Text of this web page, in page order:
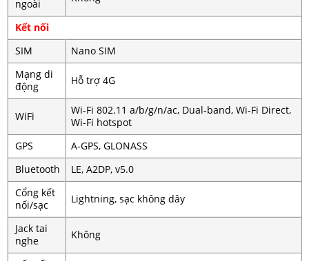
ngoài
Kết nối
SIM
Nano SIM
Mạng di
động
Hỗ trợ 4G
WiFi
Wi-Fi 802.11 a/b/g/n/ac, Dual-band, Wi-Fi Direct,
Wi-Fi hotspot
GPS
A-GPS, GLONASS
Bluetooth
LE, A2DP, v5.0
Cổng kết
nối/sạc
Lightning, sạc không dây
Jack tai
nghe
Không